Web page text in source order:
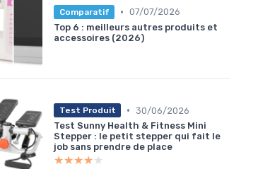
Comparatif • 07/07/2026
Top 6 : meilleurs autres produits et
accessoires (2026)
Test Produit • 30/06/2026
Test Sunny Health & Fitness Mini
Stepper : le petit stepper qui fait le
job sans prendre de place
★★★★★
★★★★★